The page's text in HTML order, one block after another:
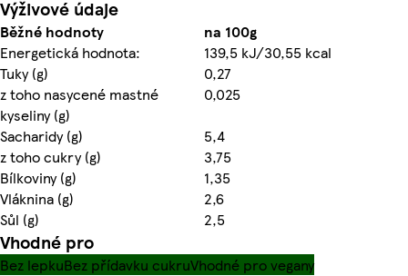
Výživové údaje
Běžné hodnoty
na 100g
Energetická hodnota:
139,5 kJ/30,55 kcal
Tuky (g)
0,27
z toho nasycené mastné
kyseliny (g)
0,025
Sacharidy (g)
5,4
z toho cukry (g)
3,75
Bílkoviny (g)
1,35
Vláknina (g)
2,6
Sůl (g)
2,5
Vhodné pro
Bez lepkuBez přídavku cukruVhodné pro vegany